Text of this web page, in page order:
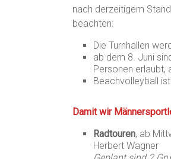
nach derzeitigem
beachten:
Die Turnhallen
ab dem 8. Juni
Personen erlaubt,
Beachvolleyball
Damit wir
Radtouren, ab
Herbert Wagner